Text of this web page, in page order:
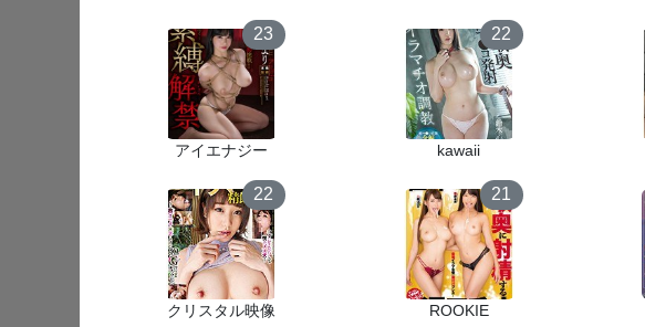
23
アイエナジー
22
kawaii
22
クリスタル映像
21
ROOKIE